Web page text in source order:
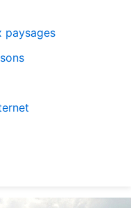
paysages